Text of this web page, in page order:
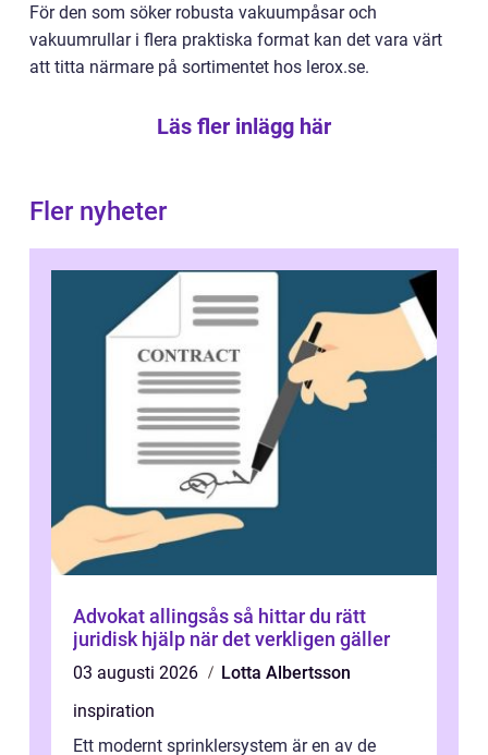
För den som söker robusta vakuumpåsar och
vakuumrullar i flera praktiska format kan det vara värt
att titta närmare på sortimentet hos lerox.se.
Läs fler inlägg här
Fler nyheter
Advokat allingsås så hittar du rätt
juridisk hjälp när det verkligen gäller
03 augusti 2026
Lotta Albertsson
inspiration
Ett modernt sprinklersystem är en av de